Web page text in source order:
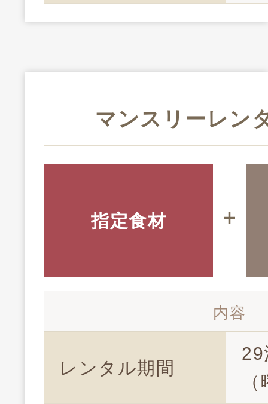
マンスリーレン
指定食材
内容
レンタル期間
29